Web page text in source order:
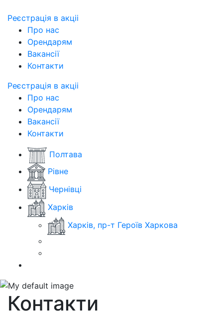
Реєстрація в акціі
Про нас
Орендарям
Вакансії
Контакти
Реєстрація в акціі
Про нас
Орендарям
Вакансії
Контакти
Полтава
Рівне
Чернівці
Харків
Харків, пр-т Героїв Харкова
Контакти